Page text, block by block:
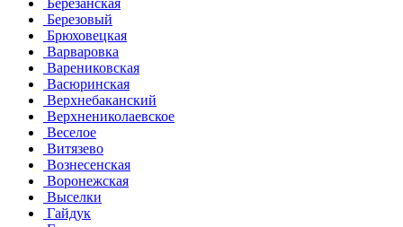
Березовый
Брюховецкая
Варваровка
Варениковская
Васюринская
Верхнебаканский
Верхнениколаевское
Веселое
Витязево
Вознесенская
Воронежская
Выселки
Гайдук